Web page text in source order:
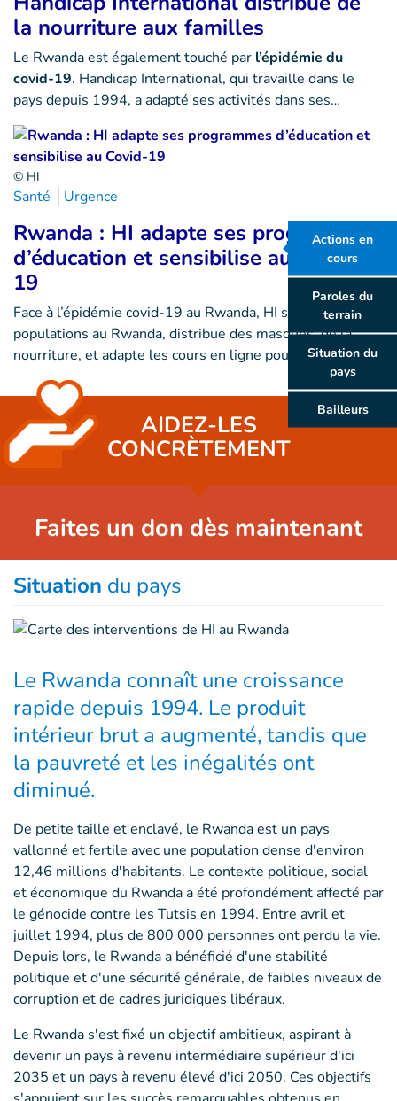
Actions en
cours
Paroles du
terrain
Situation du
pays
Bailleurs
la nourriture aux familles
Le Rwanda est également touché par l’épidémie du
covid-19. Handicap International, qui travaille dans le
pays depuis 1994, a adapté ses activités dans ses…
© HI
Santé Urgence
Rwanda : HI adapte ses programmes
d’éducation et sensibilise au Covid-
19
Face à l’épidémie covid-19 au Rwanda, HI sensibilise les
populations au Rwanda, distribue des masques, de la
nourriture, et adapte les cours en ligne pour les élèves.
AIDEZ-LES
CONCRÈTEMENT
Faites un don dès maintenant
Situation du pays
Le Rwanda connaît une croissance
rapide depuis 1994. Le produit
intérieur brut a augmenté, tandis que
la pauvreté et les inégalités ont
diminué.
De petite taille et enclavé, le Rwanda est un pays
vallonné et fertile avec une population dense d'environ
12,46 millions d'habitants. Le contexte politique, social
et économique du Rwanda a été profondément affecté par
le génocide contre les Tutsis en 1994. Entre avril et
juillet 1994, plus de 800 000 personnes ont perdu la vie.
Depuis lors, le Rwanda a bénéficié d'une stabilité
politique et d'une sécurité générale, de faibles niveaux de
corruption et de cadres juridiques libéraux.
Le Rwanda s'est fixé un objectif ambitieux, aspirant à
devenir un pays à revenu intermédiaire supérieur d'ici
2035 et un pays à revenu élevé d'ici 2050. Ces objectifs